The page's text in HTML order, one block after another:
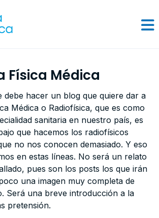
Física Médica
debe hacer un blog que quiere dar a
Médica o Radiofísica, que es como
sanitaria en nuestro país, es
que hacemos los radiofísicos
no nos conocen demasiado. Y eso
en estas líneas. No será un relato
pues son los posts los que irán
una imagen muy completa de
Será una breve introducción a la
pretensión.